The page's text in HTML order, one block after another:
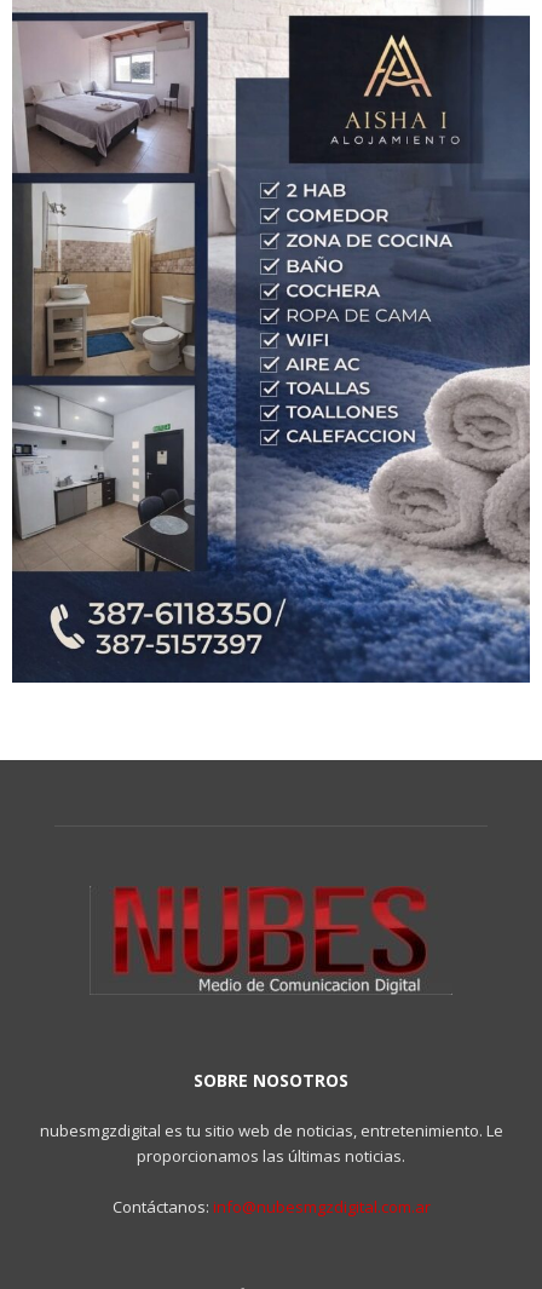
SOBRE NOSOTROS
nubesmgzdigital es tu sitio web de noticias, entretenimiento. Le
proporcionamos las últimas noticias.
Contáctanos: info@nubesmgzdigital.com.ar